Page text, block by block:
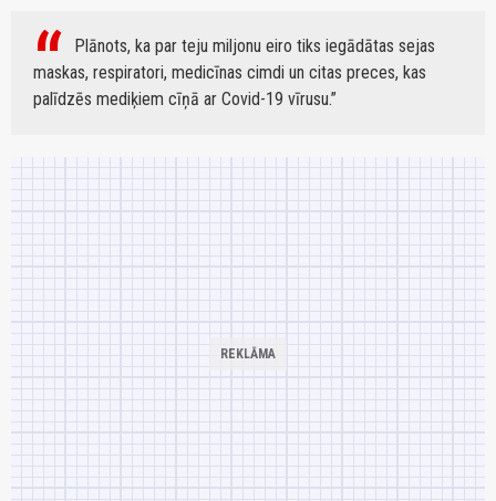
Plānots, ka par teju miljonu eiro tiks iegādātas sejas
maskas, respiratori, medicīnas cimdi un citas preces, kas
palīdzēs mediķiem cīņā ar Covid-19 vīrusu.